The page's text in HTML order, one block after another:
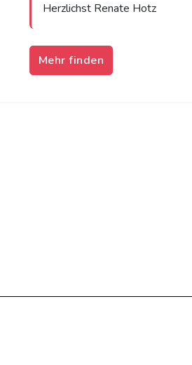
Herzlichst Renate Hotz
Mehr finden